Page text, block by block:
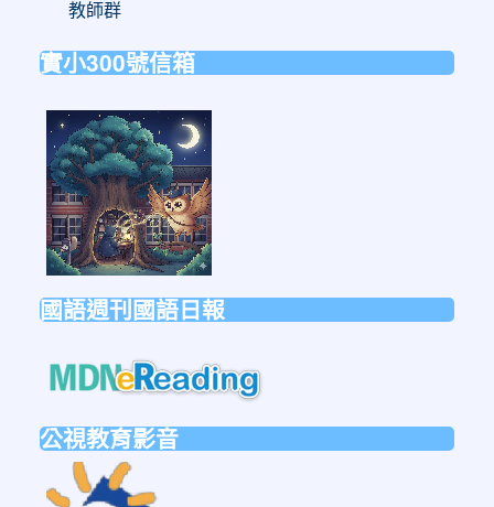
教師群
實小300號信箱
https://forms.gle/sb6qss7apF2uRjVc7
國語週刊國語日報
公視教育影音